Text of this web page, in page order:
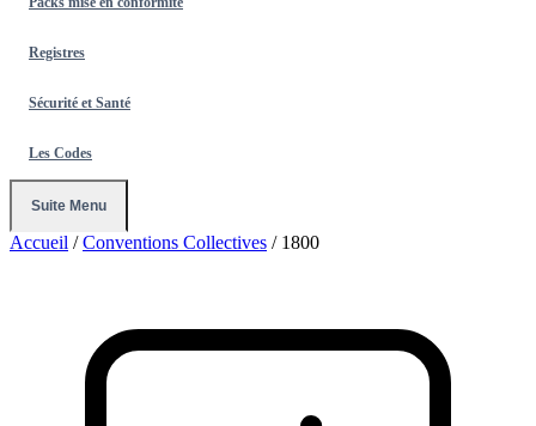
Registres
Sécurité et Santé
Les Codes
Suite Menu
Accueil / Conventions Collectives / 1800